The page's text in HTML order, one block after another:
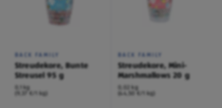
BACK FAMILY
Streudekore, Bunte
Streusel 95 g
0,1 kg
(9,37 €/1 kg)
BACK FAMILY
Streudekore, Mini-
Marshmallows 20 g
0,02 kg
(44,50 €/1 kg)